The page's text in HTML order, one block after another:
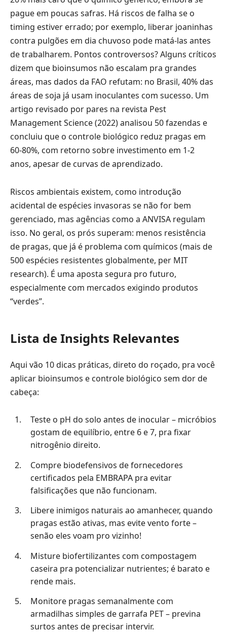
pague em poucas safras. Há riscos de falha se o
timing estiver errado; por exemplo, liberar joaninhas
contra pulgões em dia chuvoso pode matá-las antes
de trabalharem. Pontos controversos? Alguns críticos
dizem que bioinsumos não escalam pra grandes
áreas, mas dados da FAO refutam: no Brasil, 40% das
áreas de soja já usam inoculantes com sucesso. Um
artigo revisado por pares na revista Pest
Management Science (2022) analisou 50 fazendas e
concluiu que o controle biológico reduz pragas em
60-80%, com retorno sobre investimento em 1-2
anos, apesar de curvas de aprendizado.
Riscos ambientais existem, como introdução
acidental de espécies invasoras se não for bem
gerenciado, mas agências como a ANVISA regulam
isso. No geral, os prós superam: menos resistência
de pragas, que já é problema com químicos (mais de
500 espécies resistentes globalmente, per MIT
research). É uma aposta segura pro futuro,
especialmente com mercados exigindo produtos
“verdes”.
Lista de Insights Relevantes
Aqui vão 10 dicas práticas, direto do roçado, pra você
aplicar bioinsumos e controle biológico sem dor de
cabeça:
Teste o pH do solo antes de inocular – micróbios
gostam de equilíbrio, entre 6 e 7, pra fixar
nitrogênio direito.
Compre biodefensivos de fornecedores
certificados pela EMBRAPA pra evitar
falsificações que não funcionam.
Libere inimigos naturais ao amanhecer, quando
pragas estão ativas, mas evite vento forte –
senão eles voam pro vizinho!
Misture biofertilizantes com compostagem
caseira pra potencializar nutrientes; é barato e
rende mais.
Monitore pragas semanalmente com
armadilhas simples de garrafa PET – previna
surtos antes de precisar intervir.